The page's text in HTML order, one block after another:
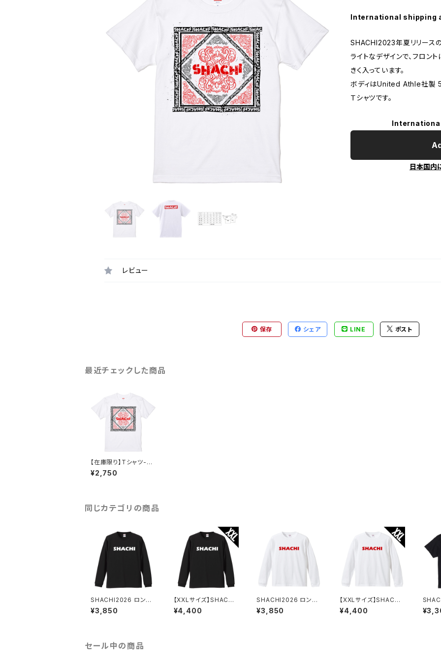
International shipping
SHACHI2023年夏リリース
ライトなデザインで、フロン
きく入っています。
ボディはUnited Athle社製
Ｔシャツです。
日本国内
レビュー
保存 シェア LINE ポスト
最近チェックした商品
【在庫限り】Tシャツ-20
23モデル 白
¥2,750
同じカテゴリの商品
SHACHI2026 ロング
スリーブシャツ 黒
¥3,850
【XXLサイズ】SHACHI
2026 ロングスリーブシ
ャツ 黒
¥4,400
SHACHI2026 ロング
スリーブシャツ 白
¥3,850
【XXLサイズ】SHACHI
2026 ロングスリーブシ
ャツ 白
¥4,400
黒
セール中の商品